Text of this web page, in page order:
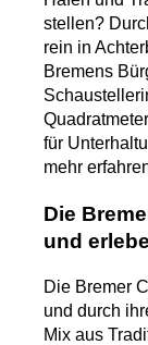
stellen?
rein in
Bremens
für
mehr
Die
und
Die Bremer
und durch
Mix aus